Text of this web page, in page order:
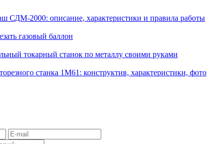
СДМ-2000: описание, характеристики и правила работы
газовый баллон
токарный станок по металлу своими руками
станка 1М61: конструктив, характеристики, фото